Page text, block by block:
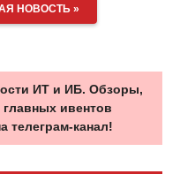
НОВОСТЬ »
ИТ и ИБ. Обзоры,
ивентов
телеграм-канал!